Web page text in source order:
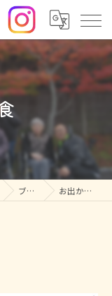
ブログ お出かけ外食